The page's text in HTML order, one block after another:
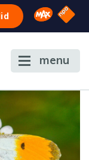
Omroep
NPO
menu